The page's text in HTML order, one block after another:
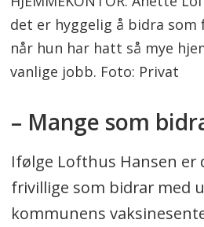
det er hyggelig å bidra
når hun har hatt så mye
vanlige jobb. Foto: Privat
– Mange som
Ifølge Lofthus Hansen er
frivillige som bidrar med
kommunens